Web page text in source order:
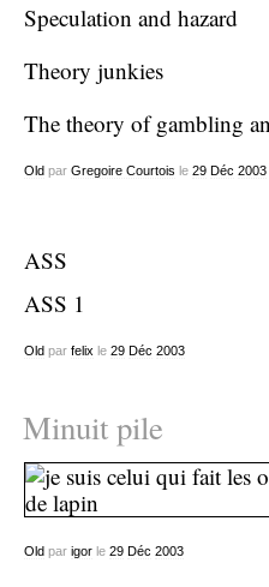
Speculation and hazard
Theory junkies
The theory of gambling
Oldpar Gregoire Courtois le 29 Déc 2003
ASS
ASS 1
Old par felix le 29 Déc 2003
Minuit pile
Oldpar igorle 29 Déc 2003